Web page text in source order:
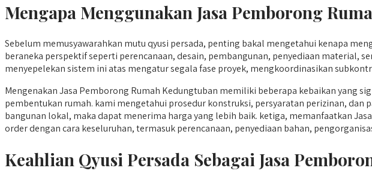
Mengapa Menggunakan Jasa Pemborong
Sebelum memusyawarahkan mutu qyusi persada, penting bakal mengetahui kenapa
beraneka perspektif seperti perencanaan, desain, pembangunan, penyediaan material,
menyepelekan sistem ini atas mengatur segala fase proyek, mengkoordinasikan
Mengenakan Jasa Pemborong Rumah Kedungtuban memiliki beberapa kebaikan yang
pembentukan rumah. kami mengetahui prosedur konstruksi, persyaratan perizinan, dan
bangunan lokal, maka dapat menerima harga yang lebih baik. ketiga, memanfaatkan
order dengan cara keseluruhan, termasuk perencanaan, penyediaan bahan,
Keahlian Qyusi Persada Sebagai Jasa